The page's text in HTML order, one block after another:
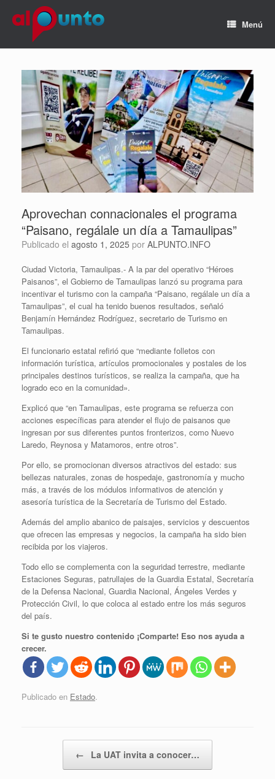
Menú
Aprovechan connacionales el programa
“Paisano, regálale un día a Tamaulipas”
Publicado el agosto 1, 2025 por ALPUNTO.INFO
Ciudad Victoria, Tamaulipas.- A la par del operativo “Héroes
Paisanos”, el Gobierno de Tamaulipas lanzó su programa para
incentivar el turismo con la campaña “Paisano, regálale un día a
Tamaulipas”, el cual ha tenido buenos resultados, señaló
Benjamín Hernández Rodríguez, secretario de Turismo en
Tamaulipas.
El funcionario estatal refirió que “mediante folletos con
información turística, artículos promocionales y postales de los
principales destinos turísticos, se realiza la campaña, que ha
logrado eco en la comunidad».
Explicó que “en Tamaulipas, este programa se refuerza con
acciones específicas para atender el flujo de paisanos que
ingresan por sus diferentes puntos fronterizos, como Nuevo
Laredo, Reynosa y Matamoros, entre otros”.
Por ello, se promocionan diversos atractivos del estado: sus
bellezas naturales, zonas de hospedaje, gastronomía y mucho
más, a través de los módulos informativos de atención y
asesoría turística de la Secretaría de Turismo del Estado.
Además del amplio abanico de paisajes, servicios y descuentos
que ofrecen las empresas y negocios, la campaña ha sido bien
recibida por los viajeros.
Todo ello se complementa con la seguridad terrestre, mediante
Estaciones Seguras, patrullajes de la Guardia Estatal, Secretaría
de la Defensa Nacional, Guardia Nacional, Ángeles Verdes y
Protección Civil, lo que coloca al estado entre los más seguros
del país.
Si te gusto nuestro contenido ¡Comparte! Eso nos ayuda a
crecer.
Publicado en Estado.
← La UAT invita a conocer…